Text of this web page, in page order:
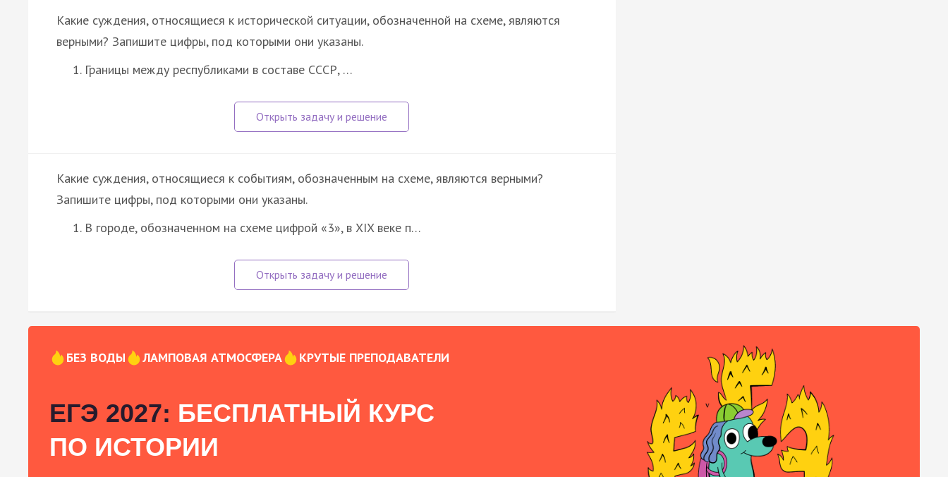
Какие суждения, относящиеся к исторической ситуации, обозначенной на схеме, являются
верными? Запишите цифры, под которыми они указаны.
Границы между республиками в составе СССР, …
Какие суждения, относящиеся к событиям, обозначенным на схеме, являются верными?
Запишите цифры, под которыми они указаны.
В городе, обозначенном на схеме цифрой «3», в XIX веке п…
БЕЗ ВОДЫ ЛАМПОВАЯ АТМОСФЕРА КРУТЫЕ ПРЕПОДАВАТЕЛИ
ЕГЭ 2027: БЕСПЛАТНЫЙ КУРС
ПО ИСТОРИИ